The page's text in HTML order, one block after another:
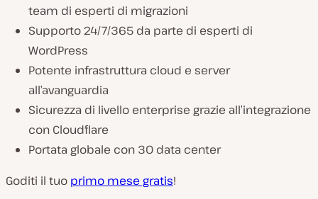
team di esperti di migrazioni
Supporto 24/7/365 da parte di esperti di
WordPress
Potente infrastruttura cloud e server
all’avanguardia
Sicurezza di livello enterprise grazie all’integrazione
con Cloudflare
Portata globale con 30 data center
Goditi il tuo primo mese gratis!